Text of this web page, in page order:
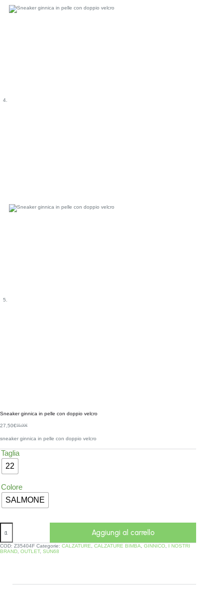
Sneaker ginnica in pelle con doppio velcro
55,00€
27,50€
sneaker ginnica in pelle con doppio velcro
Taglia
22
Colore
SALMONE
Aggiungi al carrello
COD: Z35404F Categorie: CALZATURE CALZATURE BIMBA GINNICO
I NOSTRI
BRAND OUTLET, SUN68